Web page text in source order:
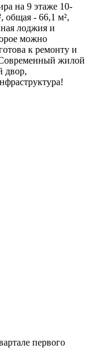
на 9 этаже 10-
общая - 66,1 м²,
лоджия и
можно
к ремонту и
жилой
двор,
первого